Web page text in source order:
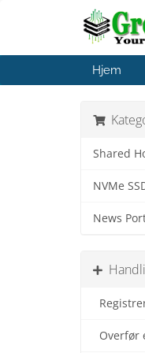
Hjem
Shared
NVMe
News
Overfør